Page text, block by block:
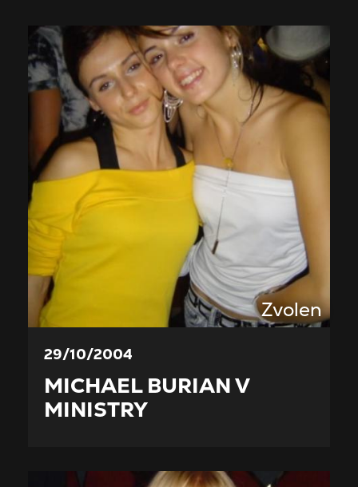
Zvolen
29/10/2004
MICHAEL BURIAN V
MINISTRY